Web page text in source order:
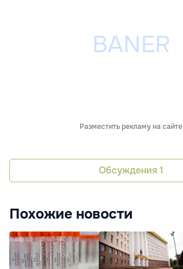
Разместить рекламу на сайте
Обсуждения 1
Похожие новости